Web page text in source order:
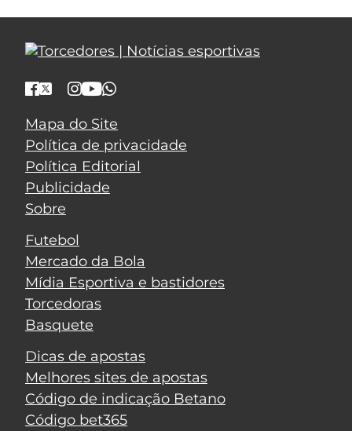
Mapa do Site
Política de privacidade
Política Editorial
Publicidade
Sobre
Futebol
Mercado da Bola
Mídia Esportiva e bastidores
Torcedoras
Basquete
Dicas de apostas
Melhores sites de apostas
Código de indicação Betano
Código bet365